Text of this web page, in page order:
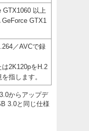
GTX1060 以上
GeForce GTX1
／AVCで録
2K120pをH.2
指します。
からアップデ
3.0と同じ仕様